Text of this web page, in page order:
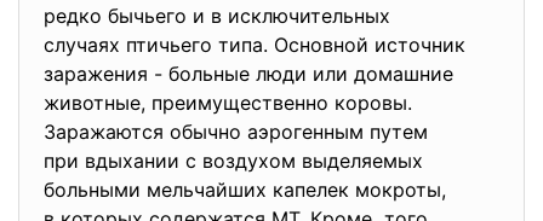
редко бычьего и в исключительных
случаях птичьего типа. Основной источник
заражения - больные люди или домашние
животные, преимущественно коровы.
Заражаются обычно аэрогенным путем
при вдыхании с воздухом выделяемых
больными мельчайших капелек мокроты,